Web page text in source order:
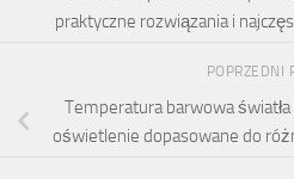
praktyczne rozwiązania i
POPRZEDNI
Temperatura barwowa
oświetlenie dopasowane do